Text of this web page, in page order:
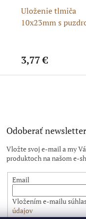
Uloženie tlmiča
10x23mm s
3,77 €
Odoberať newsletter
Vložte svoj e-mail a my
produktoch na našom e-
Email
Vložením e-mailu
údajov